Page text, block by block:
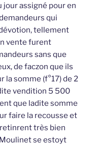
assigné pour en
qui
tellement
vente furent
sans que
de faczon que ils
somme (f°17) de 2
vendition 5 500
que ladite somme
faire la recousse et
très bien
se estoyt